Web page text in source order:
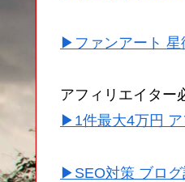
▶ファンアート
アフィリエイター
▶1件最大4万円
▶SEO対策 ブロ